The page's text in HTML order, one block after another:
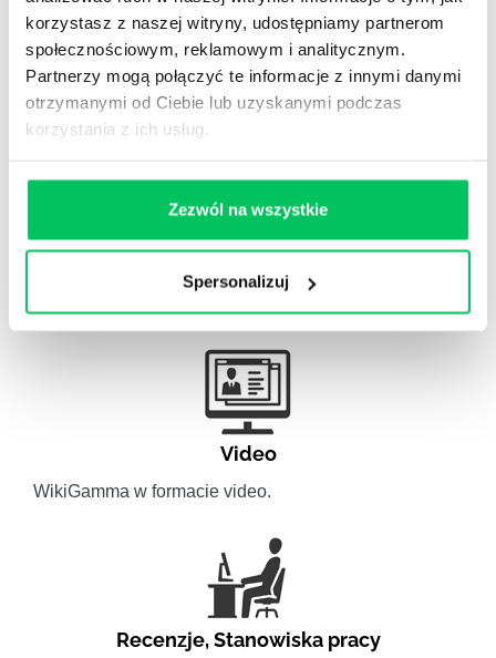
korzystasz z naszej witryny, udostępniamy partnerom
społecznościowym, reklamowym i analitycznym.
Partnerzy mogą połączyć te informacje z innymi danymi
otrzymanymi od Ciebie lub uzyskanymi podczas
korzystania z ich usług.
Zezwól na wszystkie
Spersonalizuj
Gamma Q&A
Odpowiedzi na często pojawiające się pytania z
obszaru HR.
Video
WikiGamma w formacie video.
Recenzje,Stanowiska pracy